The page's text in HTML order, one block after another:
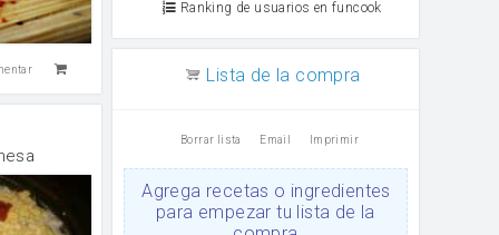
Ranking de usuarios en funcook
Lista de la compra
Borrar lista Email Imprimir
Agrega recetas o ingredientes
para empezar tu lista de la